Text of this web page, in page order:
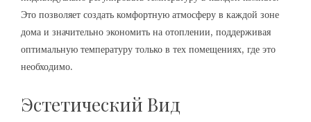
Это позволяет создать комфортную атмосферу в каждой зоне
дома и значительно экономить на отоплении, поддерживая
оптимальную температуру только в тех помещениях, где это
необходимо.
Эстетический Вид